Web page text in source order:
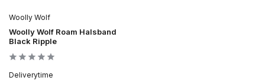
Woolly Wolf
Woolly Wolf Roam Halsband
Black Ripple
Deliverytime